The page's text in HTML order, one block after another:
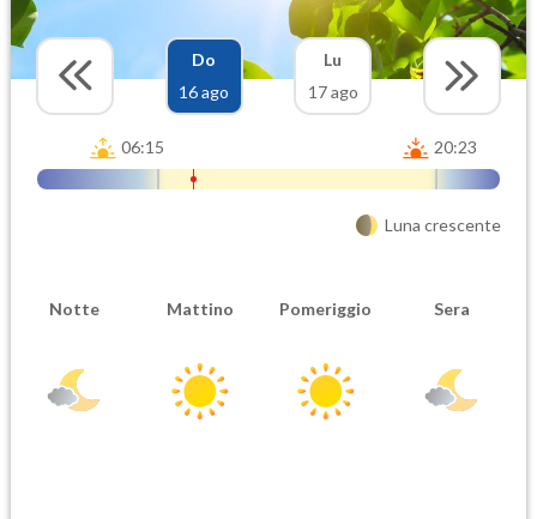
Do
16 ago
Lu
17 ago
06:15 20:23
Luna crescente
Notte Mattino Pomeriggio Sera